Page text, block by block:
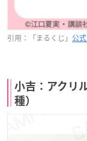
引用：「まるくじ」 公
小吉：アクリ
種）